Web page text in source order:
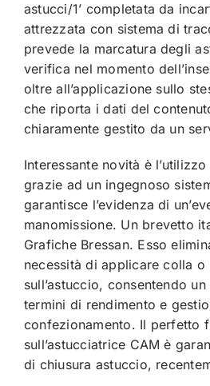
astucci/1’ completata da
attrezzata con sistema di
prevede la marcatura degli
verifica nel momento
oltre all’applicazione sullo
che riporta i dati del
chiaramente gestito da un
Interessante novità è
grazie ad un ingegnoso
garantisce l’evidenza di
manomissione. Un brevetto
Grafiche Bressan. Esso
necessità di applicare colla o
sull’astuccio, consentendo
termini di rendimento e
confezionamento. Il perfetto
sull’astucciatrice CAM è
di chiusura astuccio,